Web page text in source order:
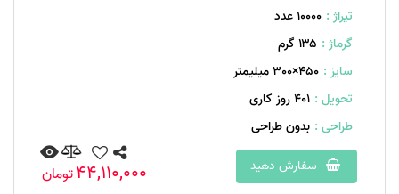
تیراژ : 10000 عدد
گرماژ : ۱۳۵ گرم
سایز : 450×300 میلیمتر
تحویل : 401 روز کاری
طراحی : بدون طراحی
سفارش دهید
44,110,000تومان